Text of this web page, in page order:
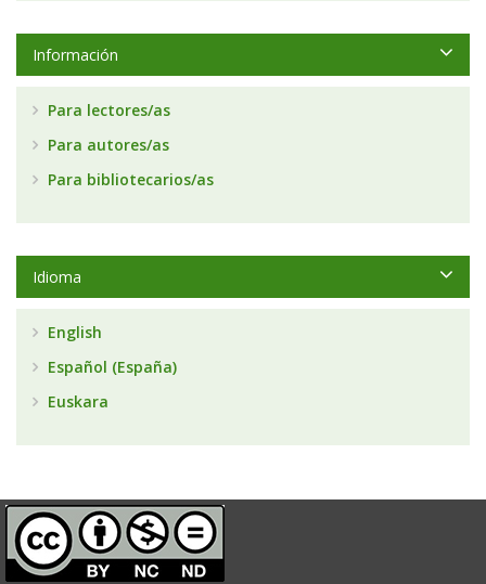
Información
Para lectores/as
Para autores/as
Para bibliotecarios/as
Idioma
English
Español (España)
Euskara